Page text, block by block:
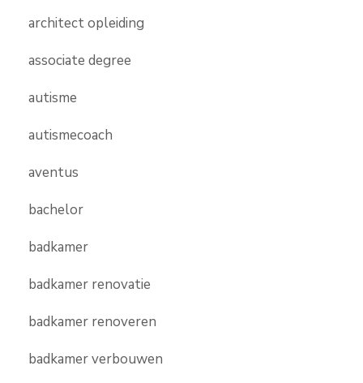
architect opleiding
associate degree
autisme
autismecoach
aventus
bachelor
badkamer
badkamer renovatie
badkamer renoveren
badkamer verbouwen